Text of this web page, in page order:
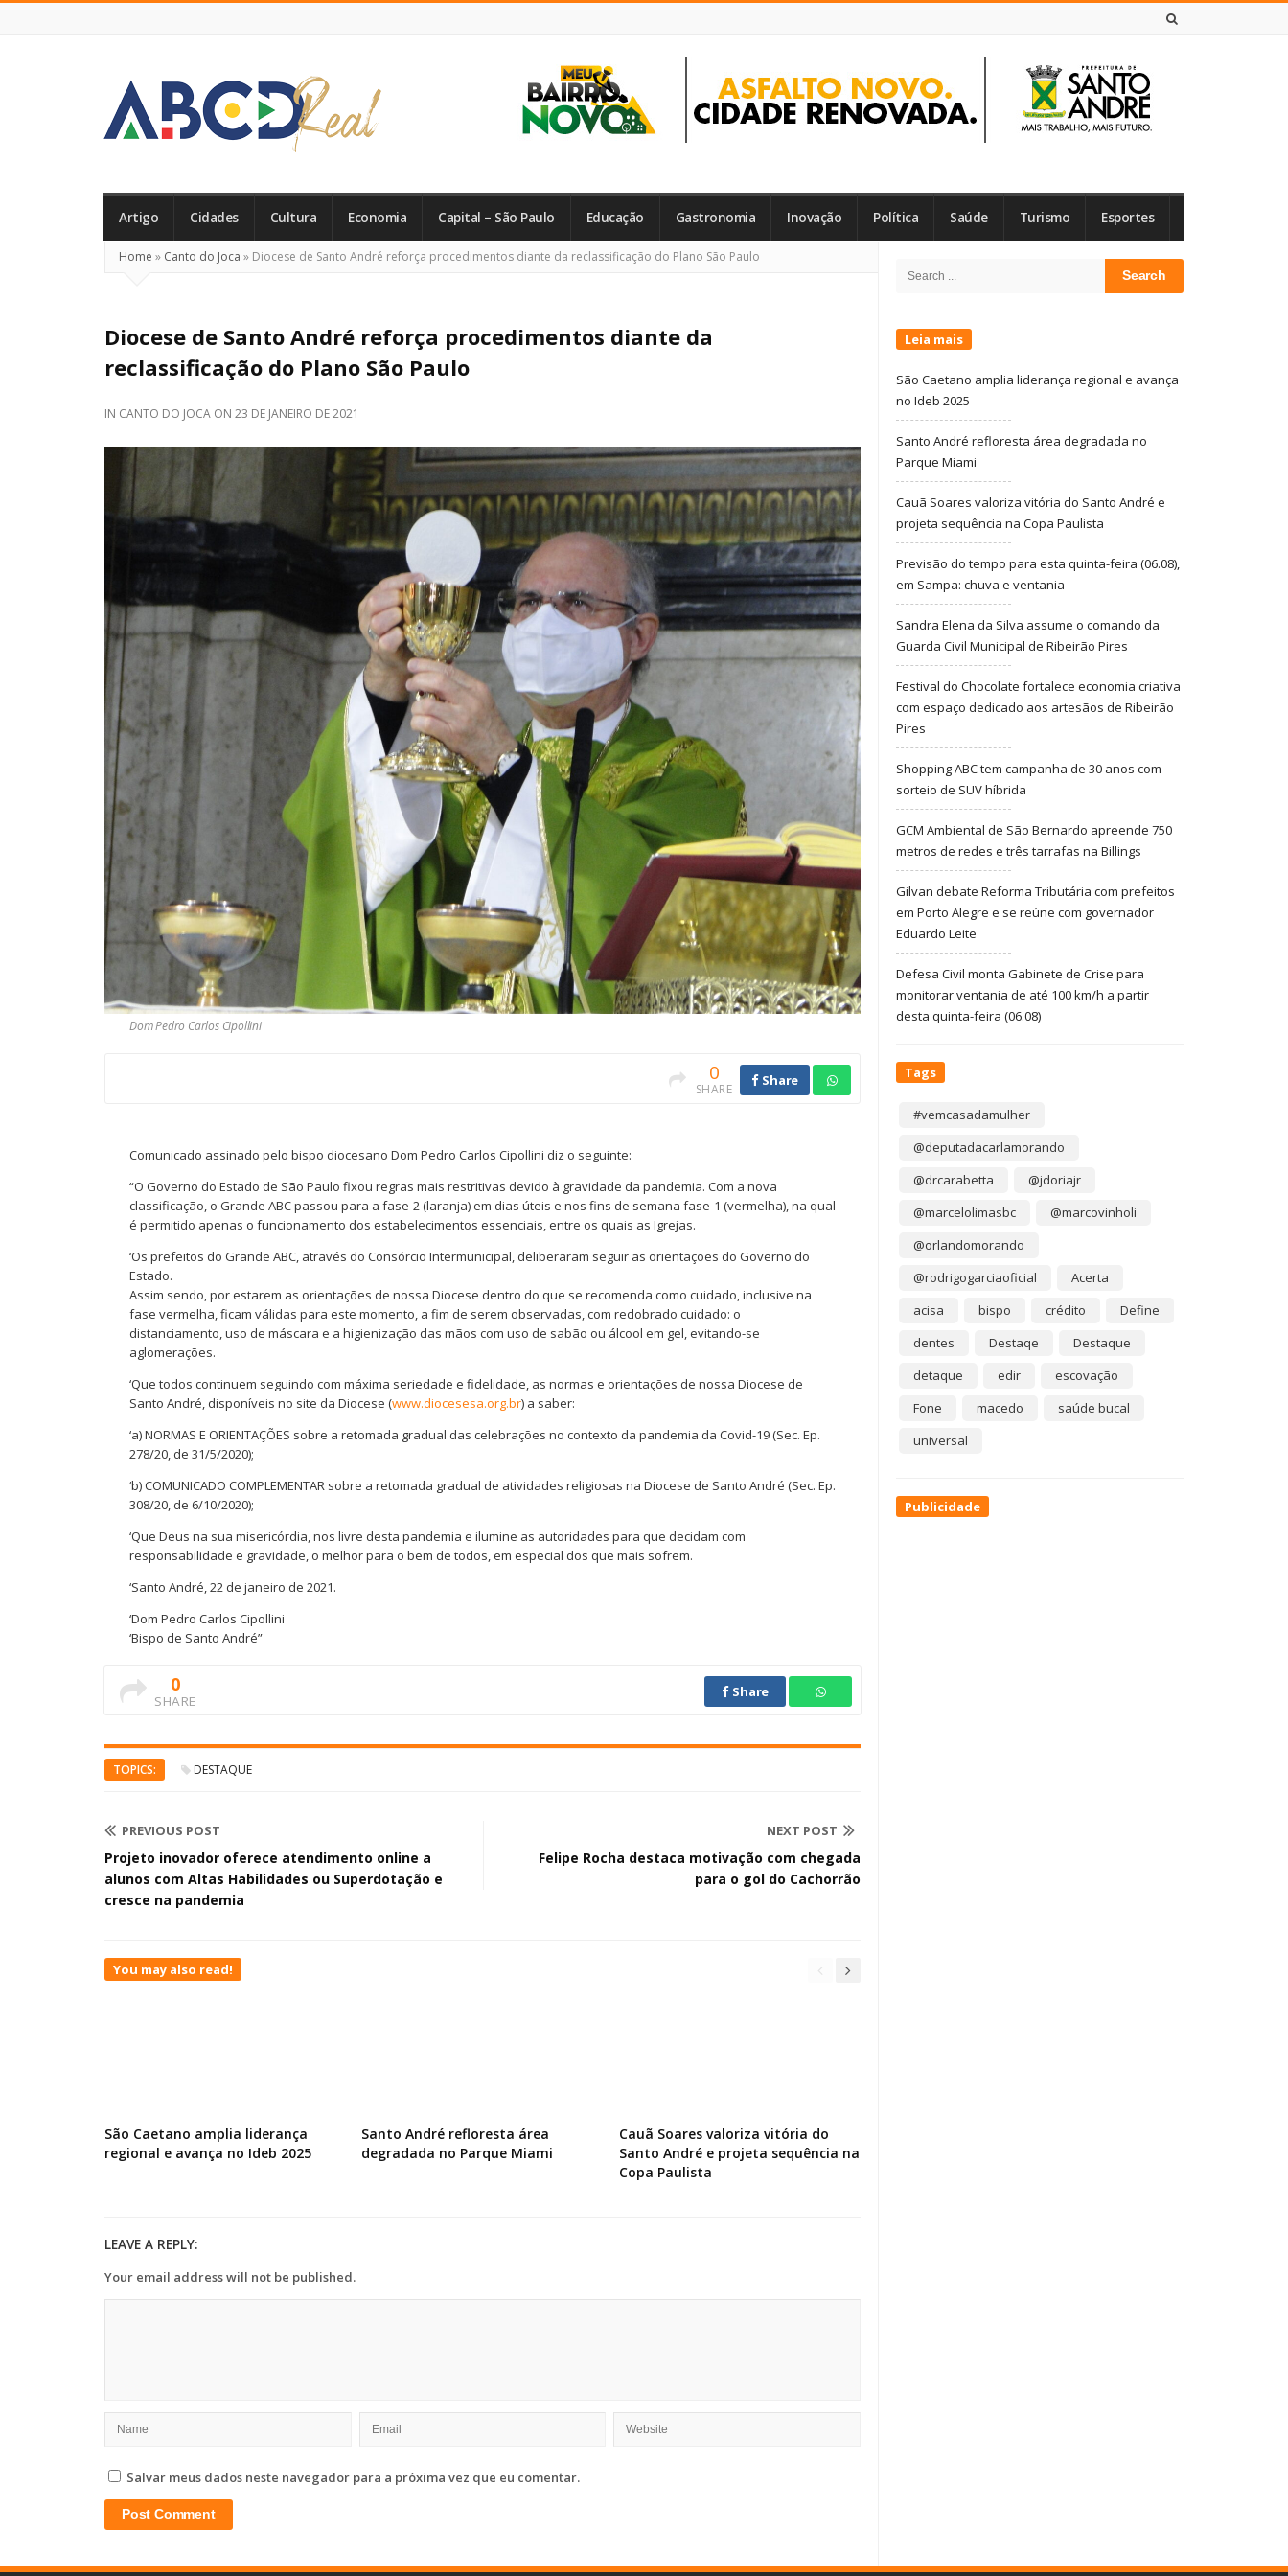
Real
Artigo Cidades Cultura Economia Capital – São Paulo Educação Gastronomia Inovação Política Saúde Turismo Esportes
Home » Canto do Joca » Diocese de Santo André reforça procedimentos diante da reclassificação do Plano São Paulo
Diocese de Santo André reforça procedimentos diante da
reclassificação do Plano São Paulo
IN CANTO DO JOCA ON 23 DE JANEIRO DE 2021
Dom Pedro Carlos Cipollini
0
SHARE
Share
Comunicado assinado pelo bispo diocesano Dom Pedro Carlos Cipollini diz o seguinte:
“O Governo do Estado de São Paulo fixou regras mais restritivas devido à gravidade da pandemia. Com a nova
classificação, o Grande ABC passou para a fase-2 (laranja) em dias úteis e nos fins de semana fase-1 (vermelha), na qual
é permitido apenas o funcionamento dos estabelecimentos essenciais, entre os quais as Igrejas.
‘Os prefeitos do Grande ABC, através do Consórcio Intermunicipal, deliberaram seguir as orientações do Governo do
Estado.
Assim sendo, por estarem as orientações de nossa Diocese dentro do que se recomenda como cuidado, inclusive na
fase vermelha, ficam válidas para este momento, a fim de serem observadas, com redobrado cuidado: o
distanciamento, uso de máscara e a higienização das mãos com uso de sabão ou álcool em gel, evitando-se
aglomerações.
‘Que todos continuem seguindo com máxima seriedade e fidelidade, as normas e orientações de nossa Diocese de
Santo André, disponíveis no site da Diocese (www.diocesesa.org.br) a saber:
‘a) NORMAS E ORIENTAÇÕES sobre a retomada gradual das celebrações no contexto da pandemia da Covid-19 (Sec. Ep.
278/20, de 31/5/2020);
‘b) COMUNICADO COMPLEMENTAR sobre a retomada gradual de atividades religiosas na Diocese de Santo André (Sec. Ep.
308/20, de 6/10/2020);
‘Que Deus na sua misericórdia, nos livre desta pandemia e ilumine as autoridades para que decidam com
responsabilidade e gravidade, o melhor para o bem de todos, em especial dos que mais sofrem.
‘Santo André, 22 de janeiro de 2021.
‘Dom Pedro Carlos Cipollini
‘Bispo de Santo André”
0
SHARE
Share
TOPICS: DESTAQUE
PREVIOUS POST
Projeto inovador oferece atendimento online a
alunos com Altas Habilidades ou Superdotação e
cresce na pandemia
NEXT POST
Felipe Rocha destaca motivação com chegada
para o gol do Cachorrão
You may also read!
São Caetano amplia liderança
regional e avança no Ideb 2025
Santo André refloresta área
degradada no Parque Miami
Cauã Soares valoriza vitória do
Santo André e projeta sequência na
Copa Paulista
LEAVE A REPLY:
Your email address will not be published.
Salvar meus dados neste navegador para a próxima vez que eu comentar.
Sidebar
Search
Leia mais
São Caetano amplia liderança regional e avança
no Ideb 2025
Santo André refloresta área degradada no
Parque Miami
Cauã Soares valoriza vitória do Santo André e
projeta sequência na Copa Paulista
Previsão do tempo para esta quinta-feira (06.08),
em Sampa: chuva e ventania
Sandra Elena da Silva assume o comando da
Guarda Civil Municipal de Ribeirão Pires
Festival do Chocolate fortalece economia criativa
com espaço dedicado aos artesãos de Ribeirão
Pires
Shopping ABC tem campanha de 30 anos com
sorteio de SUV híbrida
GCM Ambiental de São Bernardo apreende 750
metros de redes e três tarrafas na Billings
Gilvan debate Reforma Tributária com prefeitos
em Porto Alegre e se reúne com governador
Eduardo Leite
Defesa Civil monta Gabinete de Crise para
monitorar ventania de até 100 km/h a partir
desta quinta-feira (06.08)
Tags
#vemcasadamulher
@deputadacarlamorando
@drcarabetta
@jdoriajr
@marcelolimasbc
@marcovinholi
@orlandomorando
@rodrigogarciaoficial
Acerta
acisa
bispo crédito
Define
dentes
Destaqe
Destaque
detaque
edir
escovação
Fone
macedo
saúde bucal
universal
Publicidade